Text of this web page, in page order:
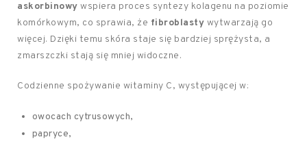
askorbinowy wspiera proces syntezy kolagenu na poziomie
komórkowym, co sprawia, że fibroblasty wytwarzają go
więcej. Dzięki temu skóra staje się bardziej sprężysta, a
zmarszczki stają się mniej widoczne.
Codzienne spożywanie witaminy C, występującej w:
owocach cytrusowych,
papryce,